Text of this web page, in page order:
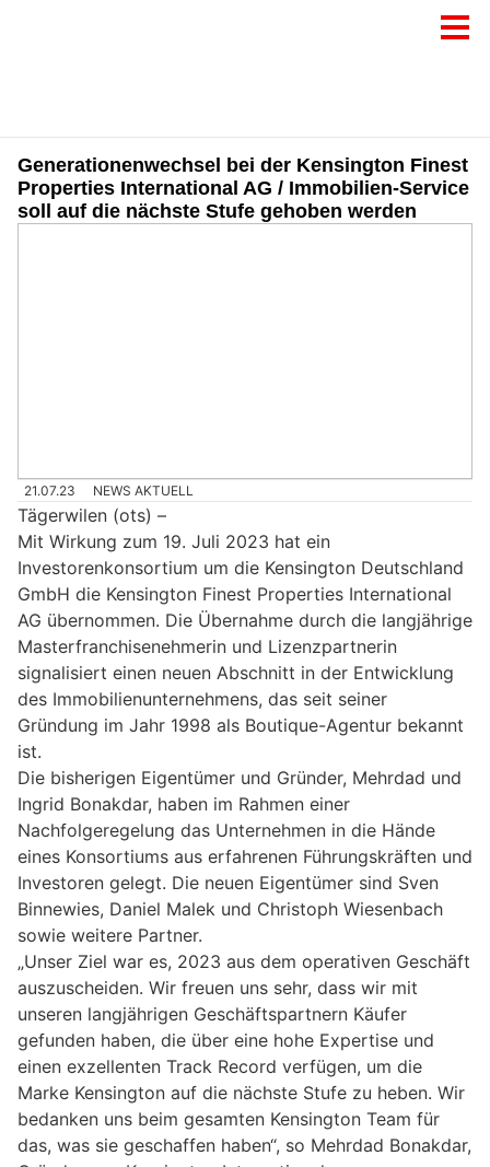
Generationenwechsel bei der Kensington Finest
Properties International AG / Immobilien-Service
soll auf die nächste Stufe gehoben werden
21.07.23 NEWS AKTUELL
Tägerwilen (ots) –
Mit Wirkung zum 19. Juli 2023 hat ein
Investorenkonsortium um die Kensington Deutschland
GmbH die Kensington Finest Properties International
AG übernommen. Die Übernahme durch die langjährige
Masterfranchisenehmerin und Lizenzpartnerin
signalisiert einen neuen Abschnitt in der Entwicklung
des Immobilienunternehmens, das seit seiner
Gründung im Jahr 1998 als Boutique-Agentur bekannt
ist.
Die bisherigen Eigentümer und Gründer, Mehrdad und
Ingrid Bonakdar, haben im Rahmen einer
Nachfolgeregelung das Unternehmen in die Hände
eines Konsortiums aus erfahrenen Führungskräften und
Investoren gelegt. Die neuen Eigentümer sind Sven
Binnewies, Daniel Malek und Christoph Wiesenbach
sowie weitere Partner.
„Unser Ziel war es, 2023 aus dem operativen Geschäft
auszuscheiden. Wir freuen uns sehr, dass wir mit
unseren langjährigen Geschäftspartnern Käufer
gefunden haben, die über eine hohe Expertise und
einen exzellenten Track Record verfügen, um die
Marke Kensington auf die nächste Stufe zu heben. Wir
bedanken uns beim gesamten Kensington Team für
das, was sie geschaffen haben“, so Mehrdad Bonakdar,